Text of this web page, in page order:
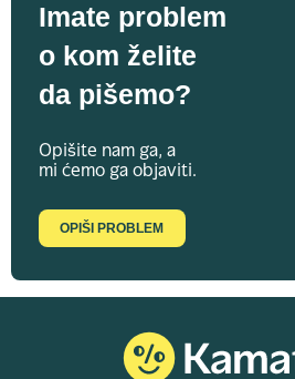
Imate problem
o kom želite
da pišemo?
Opišite nam ga, a
mi ćemo ga objaviti.
OPIŠI PROBLEM